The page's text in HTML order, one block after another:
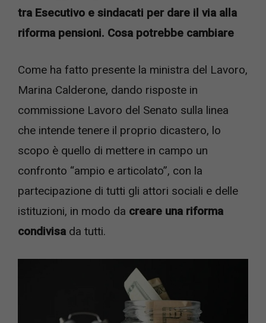
tra Esecutivo e sindacati per dare il via alla
riforma pensioni. Cosa potrebbe cambiare
Come ha fatto presente la ministra del Lavoro,
Marina Calderone, dando risposte in
commissione Lavoro del Senato sulla linea
che intende tenere il proprio dicastero, lo
scopo è quello di mettere in campo un
confronto “ampio e articolato”, con la
partecipazione di tutti gli attori sociali e delle
istituzioni, in modo da creare una riforma
condivisa da tutti.